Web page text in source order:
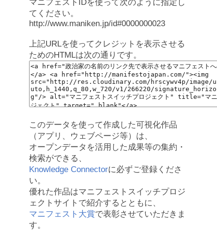
マニフェストIDを使って次のように指定し
てください。
http://www.maniken.jp/id#0000000023
上記URLを使ってクレジットを表示させる
ためのHTMLは次の通りです。
このデータを使って作成した可視化作品
（アプリ、ウェブページ等）は、
オープンデータを活用した成果等の集約・
検索ができる、
Knowledge Connectorに必ずご登録くださ
い。
優れた作品はマニフェストスイッチプロジ
ェクトサイトで紹介するとともに、
マニフェスト大賞で表彰させていただきま
す。